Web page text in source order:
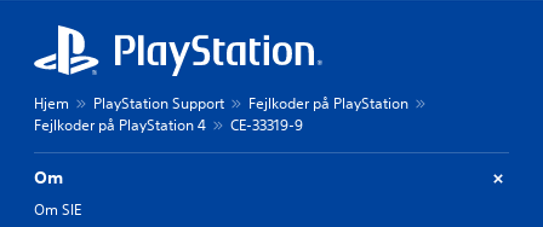
Hjem PlayStation Support
Fejlkoder på PlayStation
Fejlkoder på PlayStation 4
CE-33319-9
Om
Om SIE